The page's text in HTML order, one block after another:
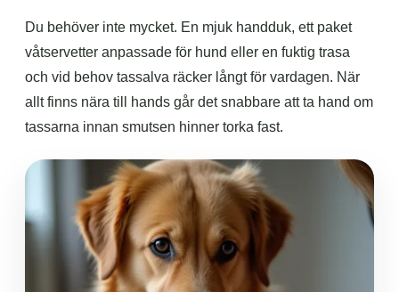
Du behöver inte mycket. En mjuk handduk, ett paket
våtservetter anpassade för hund eller en fuktig trasa
och vid behov tassalva räcker långt för vardagen. När
allt finns nära till hands går det snabbare att ta hand om
tassarna innan smutsen hinner torka fast.